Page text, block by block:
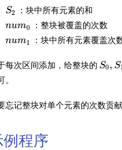
S_2
S2 ：块中所有元素的和
num_0
num0 ：整块被覆盖的次数
num_1
num1 ：块中所有元素覆盖次
每次区间添加，给整块的 S0, S
。
忘记整块对单个元素的次数贡
例程序